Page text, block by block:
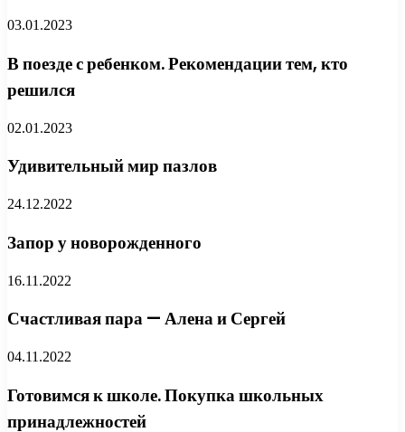
03.01.2023
В поезде с ребенком. Рекомендации тем, кто
решился
02.01.2023
Удивительный мир пазлов
24.12.2022
Запор у новорожденного
16.11.2022
Счастливая пара — Алена и Сергей
04.11.2022
Готовимся к школе. Покупка школьных
принадлежностей